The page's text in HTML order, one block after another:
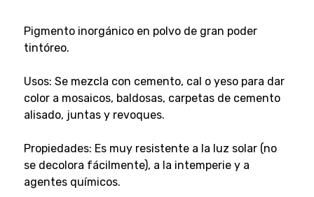
Pigmento inorgánico en polvo de gran poder
tintóreo.
Usos: Se mezcla con cemento, cal o yeso para dar
color a mosaicos, baldosas, carpetas de cemento
alisado, juntas y revoques.
Propiedades: Es muy resistente a la luz solar (no
se decolora fácilmente), a la intemperie y a
agentes químicos.